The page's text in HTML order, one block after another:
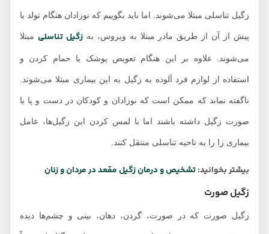
زگیل تناسلی مبتلا می‌شوند. اما باید بگوییم که نوزادان هنگام تولد یا
پیش از آن از طریق مادر مبتلا به ویروس، بهزگیل تناسلیمبتلا
می‌شوند. علاوه بر این هنگام تعویض پوشک یا حمام کردن و
استفاده از لوازم فرد آلوده به زگیل به این بیماری مبتلا می‌شوند.
ناگفته نماند که ممکن است که نوزادان و کودکان در دست و پا یا
صورت زگیل داشته باشند اما با لمس کردن این زگیل‌ها، عامل
بیماری زا را به ناحیه تناسلی منتقل کنند.
بیشتر بخوانید:تشخیص و درمان زگیل مقعد در مردان و زنان
زگیل صورت
زگیل صورت که در صورت، گردن، دهان، بینی و چشم‌ها دیده